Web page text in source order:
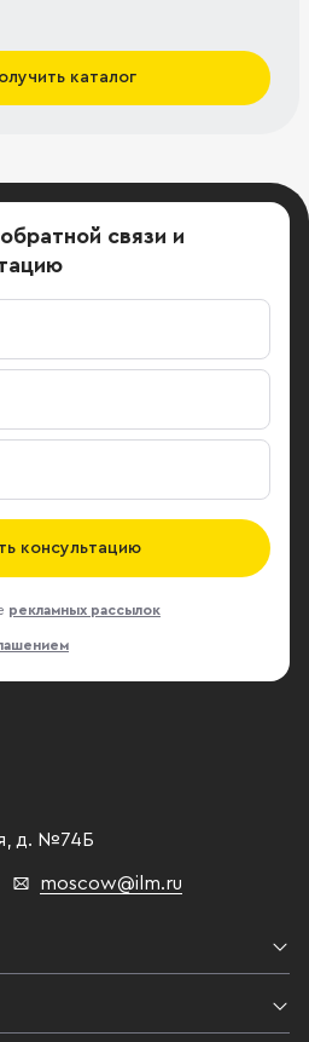
каталог
связи и
консультацию
рекламных рассылок
д. №74Б
moscow@ilm.ru